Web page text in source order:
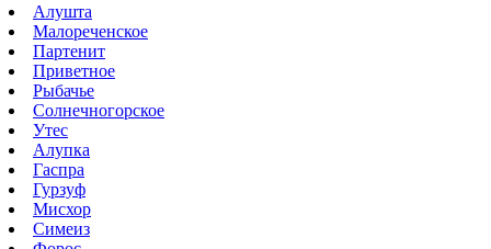
Алушта
Малореченское
Партенит
Приветное
Рыбачье
Солнечногорское
Утес
Алупка
Гаспра
Гурзуф
Мисхор
Симеиз